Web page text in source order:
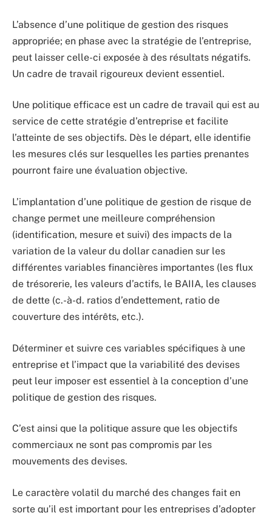
L’absence d’une politique de gestion des risques
appropriée; en phase avec la stratégie de l’entreprise,
peut laisser celle-ci exposée à des résultats négatifs.
Un cadre de travail rigoureux devient essentiel.
Une politique efficace est un cadre de travail qui est au
service de cette stratégie d’entreprise et facilite
l’atteinte de ses objectifs. Dès le départ, elle identifie
les mesures clés sur lesquelles les parties prenantes
pourront faire une évaluation objective.
L’implantation d’une politique de gestion de risque de
change permet une meilleure compréhension
(identification, mesure et suivi) des impacts de la
variation de la valeur du dollar canadien sur les
différentes variables financières importantes (les flux
de trésorerie, les valeurs d’actifs, le BAIIA, les clauses
de dette (c.-à-d. ratios d’endettement, ratio de
couverture des intérêts, etc.).
Déterminer et suivre ces variables spécifiques à une
entreprise et l’impact que la variabilité des devises
peut leur imposer est essentiel à la conception d’une
politique de gestion des risques.
C’est ainsi que la politique assure que les objectifs
commerciaux ne sont pas compromis par les
mouvements des devises.
Le caractère volatil du marché des changes fait en
sorte qu’il est important pour les entreprises d’adopter